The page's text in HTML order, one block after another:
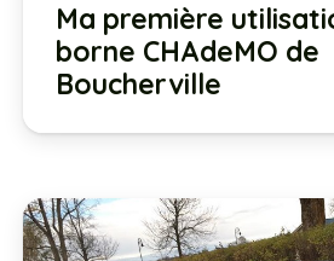
Ma première
borne CHAdeMO de
Boucherville